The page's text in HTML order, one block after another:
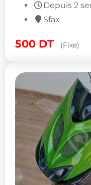
Depuis 2
Sfax
500 DT (Fixe)